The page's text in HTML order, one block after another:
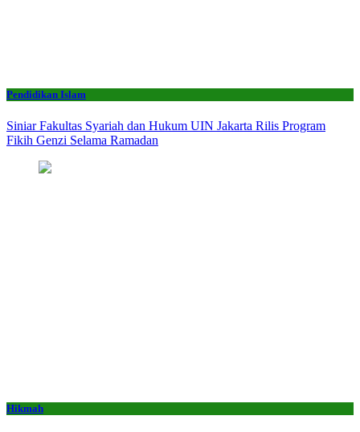
Pendidikan Islam
Siniar Fakultas Syariah dan Hukum UIN Jakarta Rilis Program
Fikih Genzi Selama Ramadan
Hikmah